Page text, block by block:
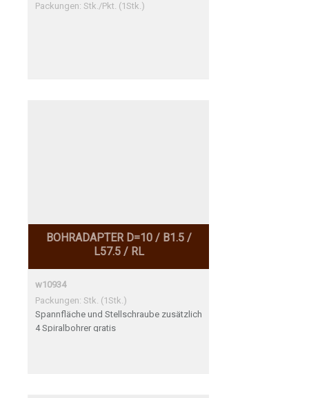
Packungen: Stk./Pkt. (1Stk.)
BOHRADAPTER D=10 / B1.5 /
L57.5 / RL
w10934
Packungen: Stk. (1Stk.)
Spannfläche und Stellschraube zusätzlich
4 Spiralbohrer gratis